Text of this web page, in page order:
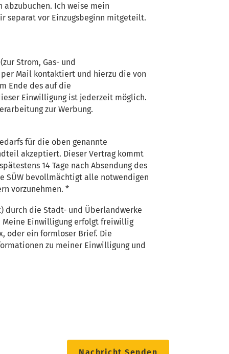
abzubuchen. Ich weise mein
separat vor Einzugsbeginn mitgeteilt.
Strom, Gas- und
Mail kontaktiert und hierzu die von
Ende des auf die
Einwilligung ist jederzeit möglich.
zur Werbung.
für die oben genannte
akzeptiert. Dieser Vertrag kommt
14 Tage nach Absendung des
SÜW bevollmächtigt alle notwendigen
vorzunehmen. *
durch die Stadt- und Überlandwerke
Meine Einwilligung erfolgt freiwillig
oder ein formloser Brief. Die
zu meiner Einwilligung und